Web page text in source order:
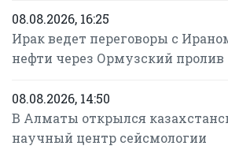
08.08.2026, 16:25
Ирак ведет переговоры с
нефти через Ормузский пролив
08.08.2026, 14:50
В Алматы открылся
научный центр сейсмологии